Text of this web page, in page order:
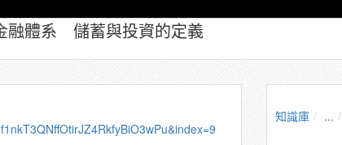
體系 儲蓄與投資的定義
知識庫 ...